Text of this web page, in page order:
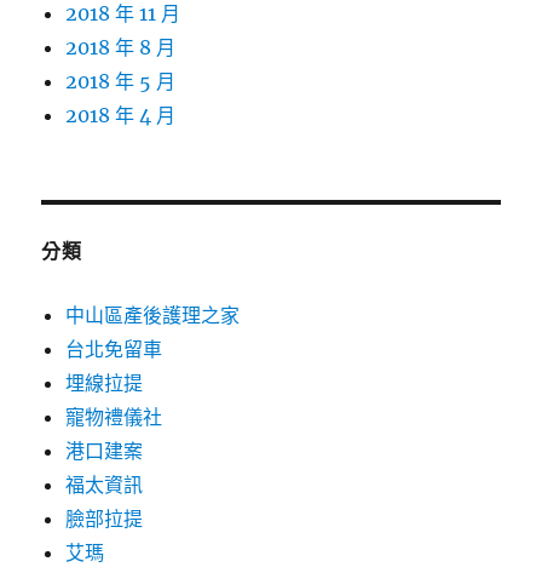
2018 年 11 月
2018 年 8 月
2018 年 5 月
2018 年 4 月
分類
中山區產後護理之家
台北免留車
埋線拉提
寵物禮儀社
港口建案
福太資訊
臉部拉提
艾瑪